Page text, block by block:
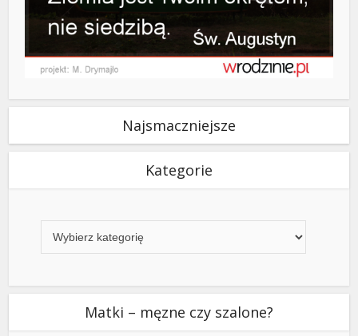
Najsmaczniejsze
Kategorie
Matki – męzne czy szalone?